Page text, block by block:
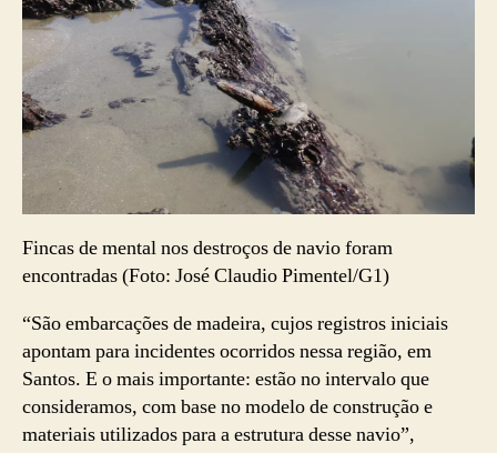
Fincas de mental nos destroços de navio foram
encontradas (Foto: José Claudio Pimentel/G1)
“São embarcações de madeira, cujos registros iniciais
apontam para incidentes ocorridos nessa região, em
Santos. E o mais importante: estão no intervalo que
consideramos, com base no modelo de construção e
materiais utilizados para a estrutura desse navio”,